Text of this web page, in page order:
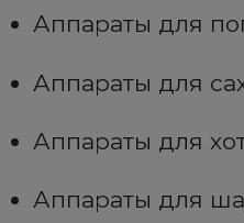
Аппараты для
Аппараты для
Аппараты для
Аппараты для